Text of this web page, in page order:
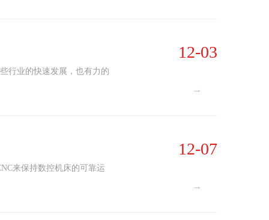
行业的快速发展，也有力的
12-03
→
来保持数控机床的可靠运
12-07
→